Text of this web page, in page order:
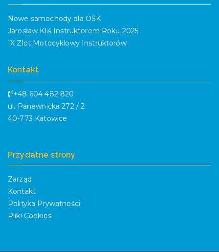
Nowe samochody dla OSK
Jarosław Kliś Instruktorem Roku 2025
IX Zlot Motocyklowy Instruktorów
Kontakt
+48 604 482 820
ul. Panewnicka 272 / 2
40-773 Katowice
Przydatne strony
Zarząd
Kontakt
Polityka Prywatności
Pliki Cookies